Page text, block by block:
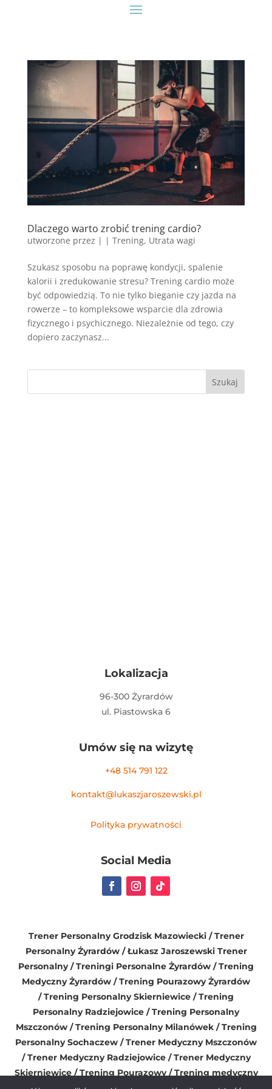
Dlaczego warto zrobić trening cardio?
utworzone przez | | Trening, Utrata wagi
Szukasz sposobu na poprawę kondycji, spalenie
kalorii i zredukowanie stresu? Trening cardio może
być odpowiedzią. To nie tylko bieganie czy jazda na
rowerze – to kompleksowe wsparcie dla zdrowia
fizycznego i psychicznego. Niezależnie od tego, czy
dopiero zaczynasz...
Szukaj
Lokalizacja
96-300 Żyrardów
ul. Piastowska 6
Umów się na wizytę
+48 514 791 122
kontakt@lukaszjaroszewski.pl
Polityka prywatności
Social Media
Trener Personalny Grodzisk Mazowiecki/ Trener
Personalny Żyrardów / Łukasz Jaroszewski Trener
Personalny / Treningi Personalne Żyrardów / Trening
Medyczny Żyrardów / Trening Pourazowy Żyrardów
/Trening Personalny Skierniewice /Trening
Personalny Radziejowice / Trening Personalny
Mszczonów /Trening Personalny Milanówek/Trening
Personalny Sochaczew /Trener Medyczny Mszczonów
/Trener Medyczny Radziejowice/Trener Medyczny
Skierniewice/Trening Pourazowy/Trening medyczny